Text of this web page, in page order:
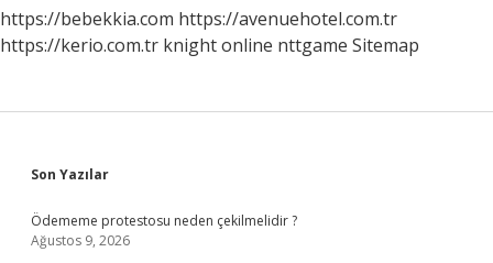
https://bebekkia.com https://avenuehotel.com.tr
https://kerio.com.tr knight online nttgame Sitemap
Sidebar
Son Yazılar
Ödememe protestosu neden çekilmelidir ?
Ağustos 9, 2026